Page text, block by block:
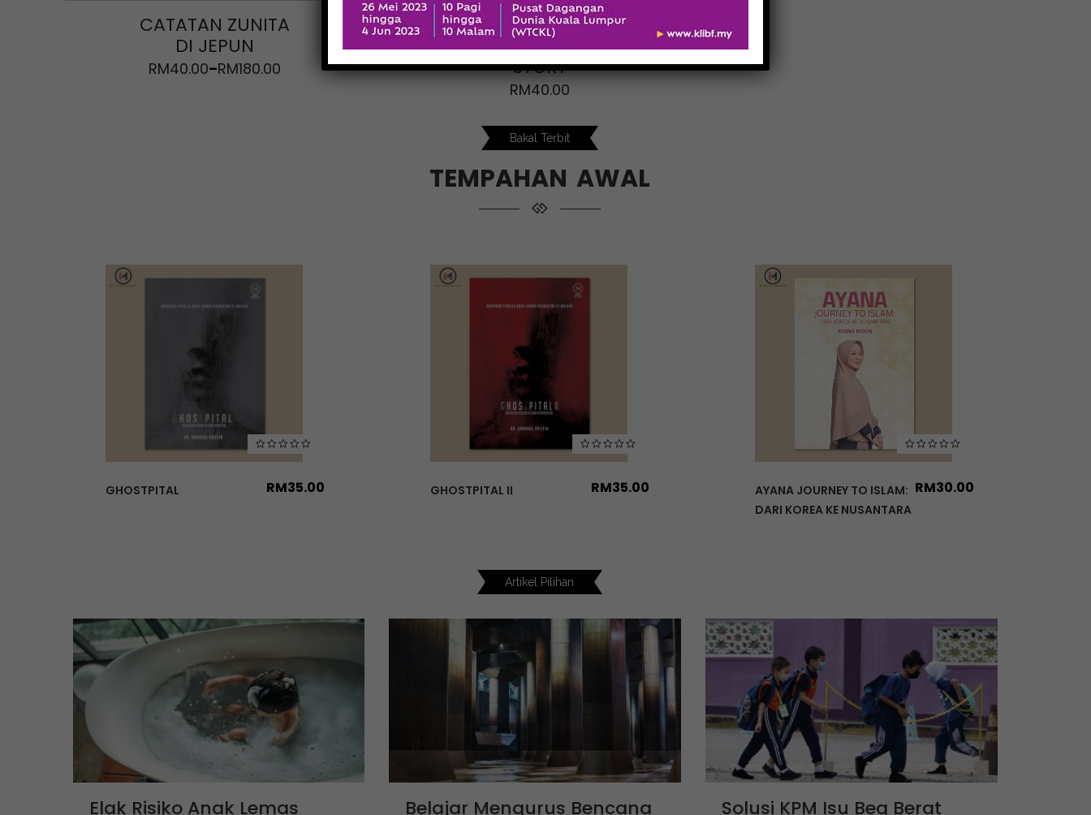
CATATAN ZUNITA
DI JEPUN
RM40.00–RM180.00
A MALAYSIAN
GRANDFATHER
STORY
RM40.00
Bakal Terbit
TEMPAHAN AWAL
GHOSTPITAL RM35.00 GHOSTPITAL II RM35.00
AYANA JOURNEY TO ISLAM:
DARI KOREA KE NUSANTARA
RM30.00
Artikel Pilihan
Elak Risiko Anak Lemas Belajar Mengurus Bencana Solusi KPM Isu Beg Berat